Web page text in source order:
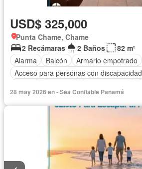
USD$ 325,000
Punta Chame, Chame
2 Recámaras
2 Baños
82 m²
Alarma
Balcón Armario empotrado
Acceso para personas con discapacidad
Gas natural
Vista panorámica
28 may 2026 en - Sea Confiable Panamá